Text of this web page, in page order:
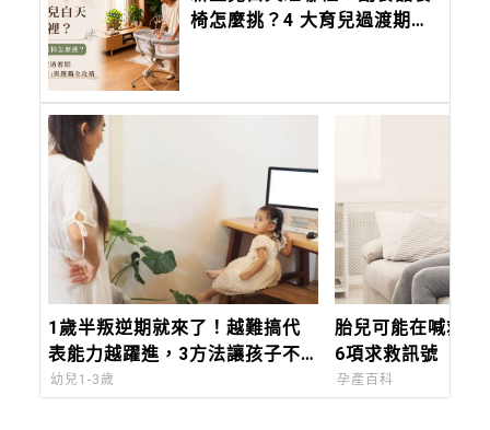
椅怎麼挑？4 大育兒過渡期
1歲半叛逆期就來了！越難搞代
表能力越躍進，3方法讓孩子不
生氣，別在哭鬧時說教
幼兒1-3歲
胎兒可能在喊救命
6項求救訊號
孕產百科